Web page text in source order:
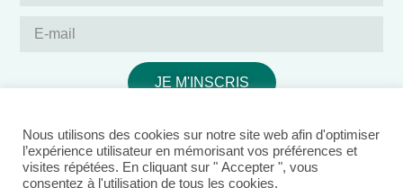
JE M'INSCRIS
Nous utilisons des cookies sur notre site web afin d'optimiser
l’expérience utilisateur en mémorisant vos préférences et
visites répétées. En cliquant sur " Accepter ", vous
consentez à l'utilisation de tous les cookies.